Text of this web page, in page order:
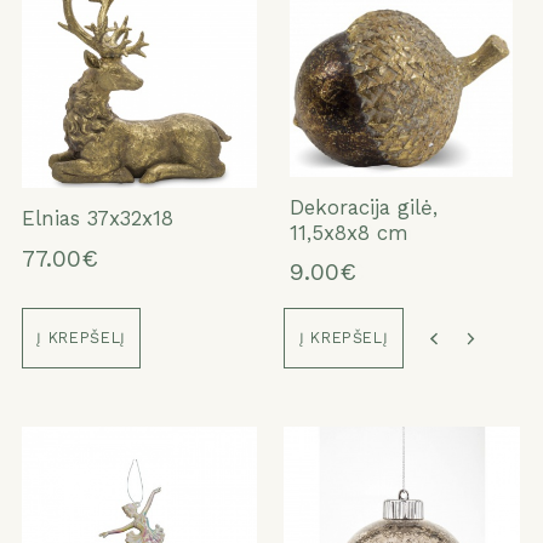
Elnias 37x32x18
77.00€
Į KREPŠELĮ
Dekoracija gilė,
14x10x10 cm
13.00€
Dekoracija gilė,
11,5x8x8 cm
9.00€
Dekoracija gilė,
14x10x10 cm
13.00€
Dekoracija gilė,
11,5x8x8 cm
9.00€
Į KREPŠELĮ